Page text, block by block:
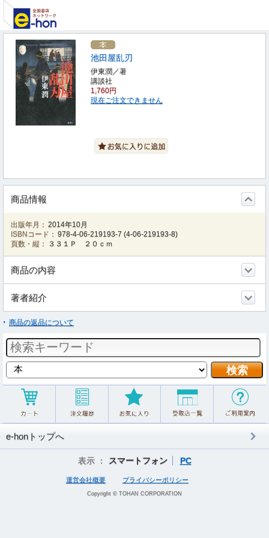
池田屋乱刃
伊東潤／著
講談社
1,760円
現在ご注文できません
商品情報
出版年月： 2014年10月
ISBNコード： 978-4-06-219193-7 (4-06-219193-8)
頁数・縦：
３３１Ｐ ２０ｃｍ
商品の内容
著者紹介
商品の返品について
e-honトップへ
表示 ： スマートフォン PC
運営会社概要 プライバシーポリシー
Copyright © TOHAN CORPORATION